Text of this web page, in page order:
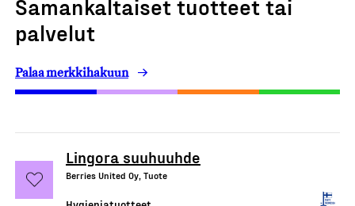
Samankaltaiset tuotteet tai
palvelut
Palaa merkkihakuun
Lingora suuhuuhde
Berries United Oy, Tuote